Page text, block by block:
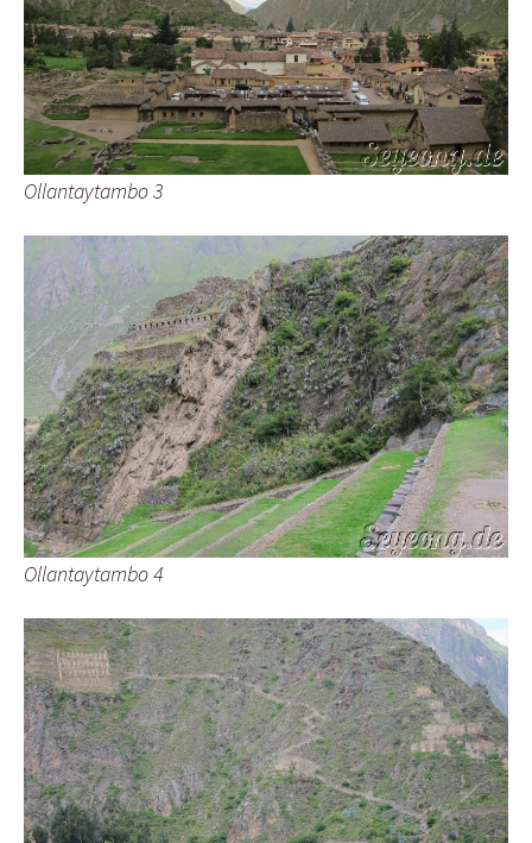
Ollantaytambo 3
Ollantaytambo 4